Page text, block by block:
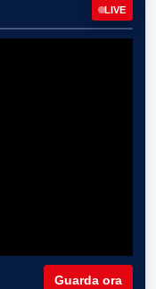
LIVE
Guarda ora